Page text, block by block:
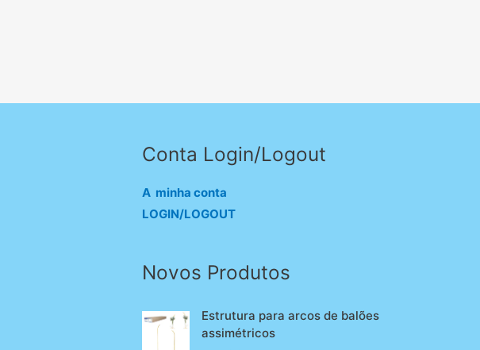
Conta Login/Logout
A minha conta
LOGIN/LOGOUT
Novos Produtos
Estrutura para arcos de balões
assimétricos